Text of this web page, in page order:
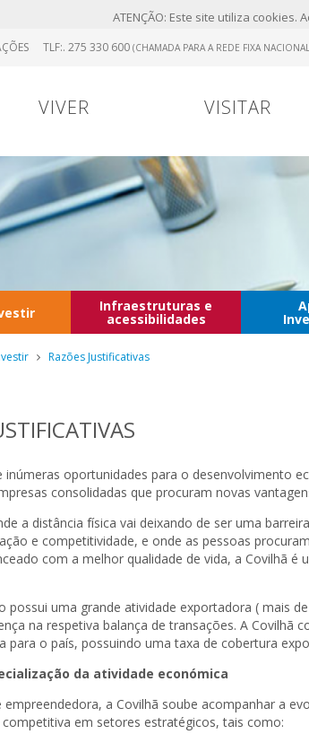
ATENÇÃO: Este site utiliza
TLF:. 275 330 600 (CHAMADA PARA A REDE FIXA
VIVER VISITAR
Infraestruturas e
acessibilidades
Razões Justificativas
inúmeras oportunidades para o desenvolvimento
consolidadas que procuram novas
a distância física vai deixando de ser uma
e competitividade, e onde as pessoas
com a melhor qualidade de vida, a Covilhã é
possui uma grande atividade exportadora ( mais
na respetiva balança de transações. A Covilhã
para o país, possuindo uma taxa de cobertura
da atividade económica
a Covilhã soube acompanhar a
em setores estratégicos, tais como: